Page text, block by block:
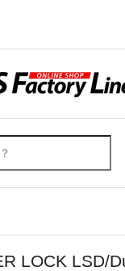
LOCK LSD/